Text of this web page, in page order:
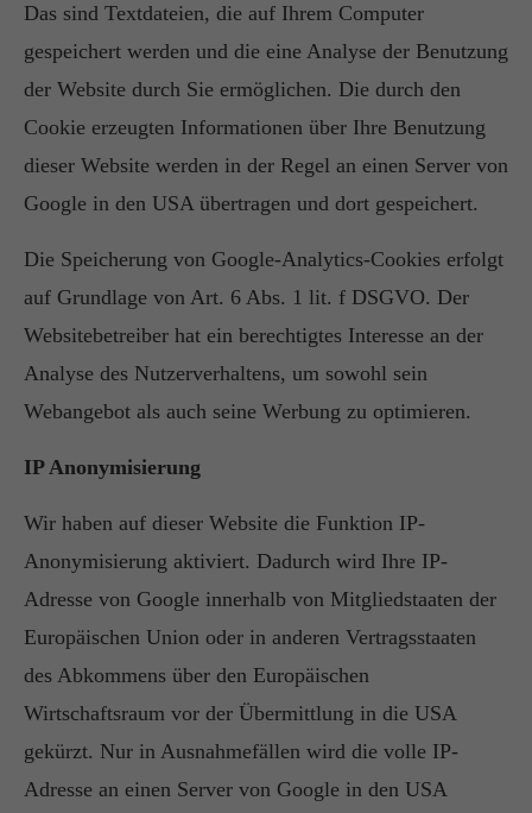
Das sind Textdateien, die auf Ihrem Computer
gespeichert werden und die eine Analyse der Benutzung
der Website durch Sie ermöglichen. Die durch den
Cookie erzeugten Informationen über Ihre Benutzung
dieser Website werden in der Regel an einen Server von
Google in den USA übertragen und dort gespeichert.
Die Speicherung von Google-Analytics-Cookies erfolgt
auf Grundlage von Art. 6 Abs. 1 lit. f DSGVO. Der
Websitebetreiber hat ein berechtigtes Interesse an der
Analyse des Nutzerverhaltens, um sowohl sein
Webangebot als auch seine Werbung zu optimieren.
IP Anonymisierung
Wir haben auf dieser Website die Funktion IP-
Anonymisierung aktiviert. Dadurch wird Ihre IP-
Adresse von Google innerhalb von Mitgliedstaaten der
Europäischen Union oder in anderen Vertragsstaaten
des Abkommens über den Europäischen
Wirtschaftsraum vor der Übermittlung in die USA
gekürzt. Nur in Ausnahmefällen wird die volle IP-
Adresse an einen Server von Google in den USA